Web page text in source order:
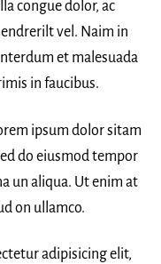
congue dolor, ac
vel. Naim in
et malesuada
in faucibus.
ipsum dolor sitam
do eiusmod tempor
un aliqua. Ut enim at
on ullamco.
adipisicing elit,